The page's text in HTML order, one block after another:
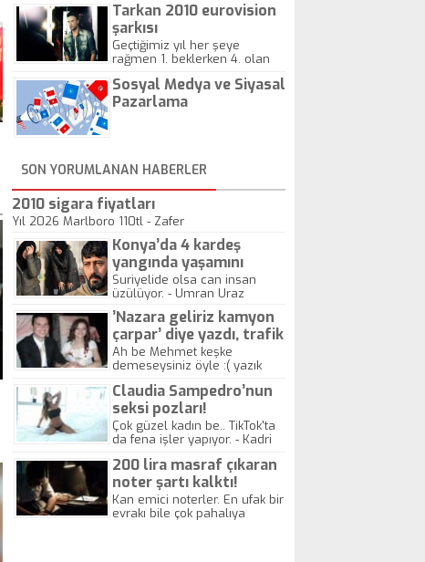
Tarkan 2010 eurovision
şarkısı
Geçtiğimiz yıl her şeye
rağmen 1. beklerken 4. olan
gösterisinin bu yarışmada
önemli olmadığını anlamıştır.
Sosyal Medya ve Siyasal
Pazarlama
SON YORUMLANAN HABERLER
2010 sigara fiyatları
Yıl 2026 Marlboro 110tl - Zafer
Konya’da 4 kardeş
yangında yaşamını
yitirdi
Suriyelide olsa can insan
üzülüyor. - Umran Uraz
’Nazara geliriz kamyon
çarpar’ diye yazdı, trafik
kazasında öldü!
Ah be Mehmet keşke
demeseysiniz öyle :( yazık
Claudia Sampedro’nun
seksi pozları!
Çok güzel kadın be.. TikTok'ta
da fena işler yapıyor. - Kadri
200 lira masraf çıkaran
noter şartı kalktı!
Kan emici noterler. En ufak bir
evrakı bile çok pahalıya